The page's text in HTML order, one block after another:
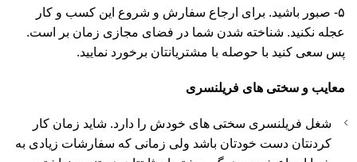
۵- صبور باشید. برای ارجاع سفارش و شروع این کسب و کار
عجله نکنید. شناخته شدن شما در فضای مجازی زمان بر است.
پس سعی کنید با حوصله با مشتریانتان برخورد نمایید.
معایب و سختی های فریلنسری
شغل فریلنسری سختی های خودش را دارد. شاید زمان کار
کردنتان دست خودتان باشد ولی زمانی که سفارشات زیادی به